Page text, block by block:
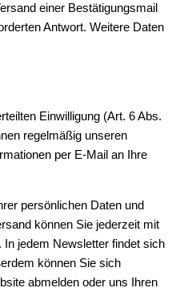
einer Bestätigungsmail
Antwort. Weitere Daten
Einwilligung (Art. 6 Abs.
regelmäßig unseren
per E-Mail an Ihre
persönlichen Daten und
können Sie jederzeit mit
jedem Newsletter findet sich
können Sie sich
abmelden oder uns Ihren